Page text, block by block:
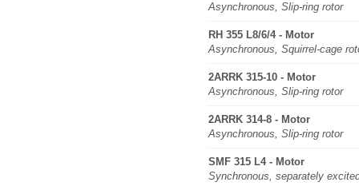
Asynchronous, Slip-ring rotor
RH 355 L8/6/4 - Motor
Asynchronous, Squirrel-cage
2ARRK 315-10 - Motor
Asynchronous, Slip-ring rotor
2ARRK 314-8 - Motor
Asynchronous, Slip-ring rotor
SMF 315 L4 - Motor
Synchronous, separately